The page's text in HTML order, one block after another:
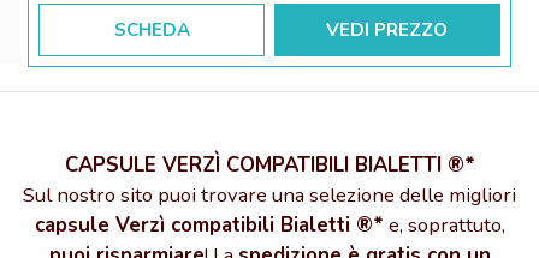
SCHEDA VEDI PREZZO
CAPSULE VERZÌ COMPATIBILI BIALETTI ®*
Sul nostro sito puoi trovare una selezione delle migliori
capsule Verzì compatibili Bialetti ®* e, soprattuto,